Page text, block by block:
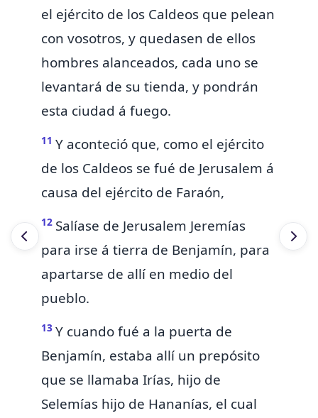
el ejército de los Caldeos que pelean
con vosotros, y quedasen de ellos
hombres alanceados, cada uno se
levantará de su tienda, y pondrán
esta ciudad á fuego.
11 Y aconteció que, como el ejército
de los Caldeos se fué de Jerusalem á
causa del ejército de Faraón,
12 Salíase de Jerusalem Jeremías
para irse á tierra de Benjamín, para
apartarse de allí en medio del
pueblo.
13 Y cuando fué a la puerta de
Benjamín, estaba allí un prepósito
que se llamaba Irías, hijo de
Selemías hijo de Hananías, el cual